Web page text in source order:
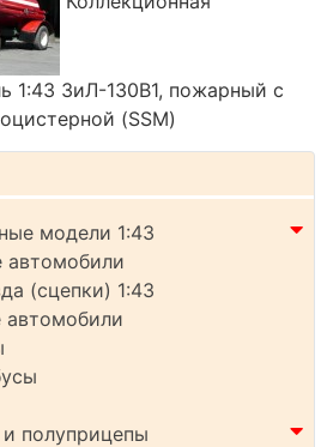
1:43 ЗиЛ-130В1, пожарный с
(SSM)
модели 1:43
автомобили
(сцепки) 1:43
автомобили
полуприцепы